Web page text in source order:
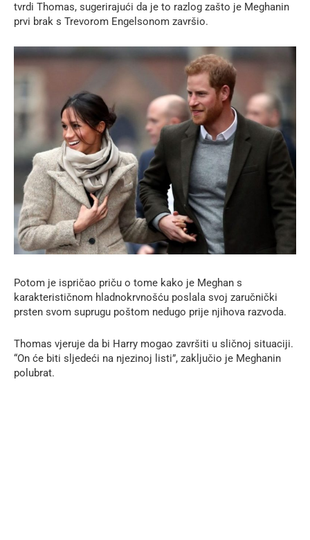
tvrdi Thomas, sugerirajući da je to razlog zašto je Meghanin
prvi brak s Trevorom Engelsonom završio.
Potom je ispričao priču o tome kako je Meghan s
karakterističnom hladnokrvnošću poslala svoj zaručnički
prsten svom suprugu poštom nedugo prije njihova razvoda.
Thomas vjeruje da bi Harry mogao završiti u sličnoj situaciji.
“On će biti sljedeći na njezinoj listi”, zaključio je Meghanin
polubrat.